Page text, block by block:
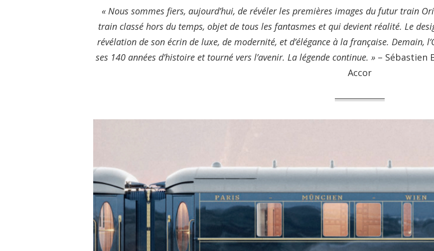
« Nous sommes fiers, aujourd’hui, de révéler les premières images du futur train
train classé hors du temps, objet de tous les fantasmes et qui devient réalité. Le
révélation de son écrin de luxe, de modernité, et d’élégance à la française. Demain,
ses 140 années d’histoire et tourné vers l’avenir. La légende continue. » – Sébastien
Accor